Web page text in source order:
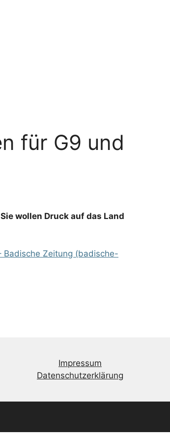
für G9 und
wollen Druck auf das Land
Badische Zeitung (badische-
Impressum
Datenschutzerklärung